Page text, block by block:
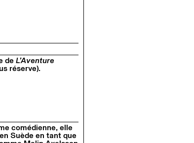
de L’Aventure
réserve).
comédienne, elle
Suède en tant que